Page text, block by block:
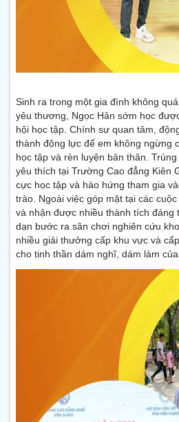
Sinh ra trong một gia đình không
yêu thương, Ngọc Hân sớm học
hội học tập. Chính sự quan tâm,
thành động lực để em không ngừng
học tập và rèn luyện bản thân.
yêu thích tại Trường Cao đẳng Kiên
cực học tập và hào hứng tham gia
trào. Ngoài việc góp mặt tại các
và nhận được nhiều thành tích đáng
dạn bước ra sân chơi nghiên cứu
nhiều giải thưởng cấp khu vực và
cho tinh thần dám nghĩ, dám làm